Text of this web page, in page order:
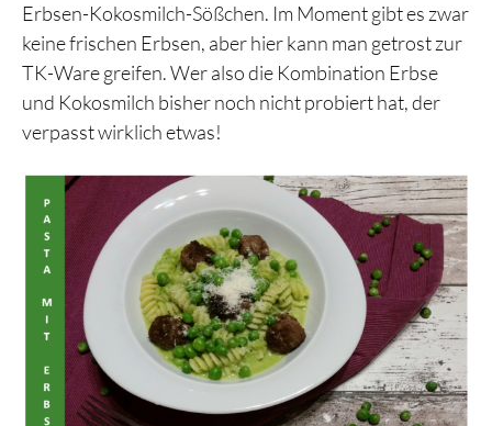
Erbsen-Kokosmilch-Sößchen. Im Moment gibt es zwar
keine frischen Erbsen, aber hier kann man getrost zur
TK-Ware greifen. Wer also die Kombination Erbse
und Kokosmilch bisher noch nicht probiert hat, der
verpasst wirklich etwas!